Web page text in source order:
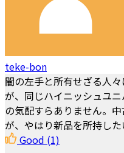
teke-bon
闇の左手と所有せざる人
が、同じハイニッシュユ
の気配すらありません。
が、やはり新品を所持し
Good (1)